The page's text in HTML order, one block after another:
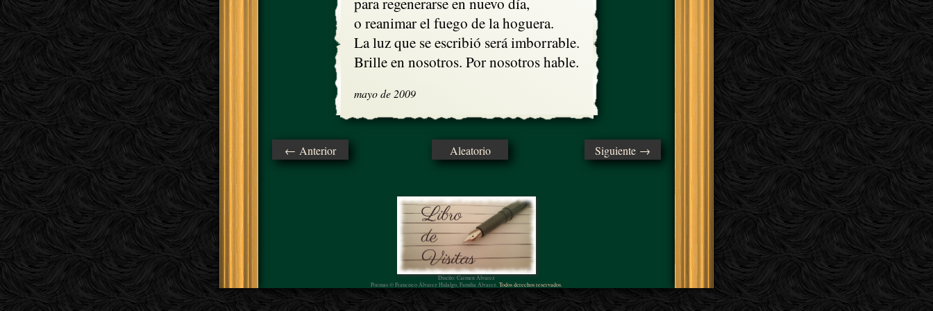
o reanimar el fuego de la hoguera.
La luz que se escribió será imborrable.
Brille en nosotros. Por nosotros hable.
mayo de 2009
← Anterior Aleatorio Siguiente →
Diseño: Carmen Álvarez
Poemas © Francisco Álvarez Hidalgo, Familia Álvarez. Todos derechos reservados.